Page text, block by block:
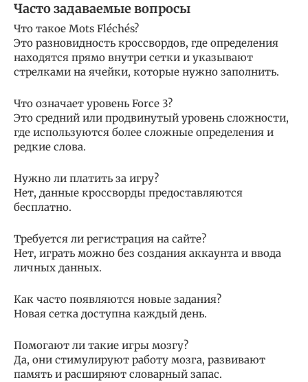
Часто задаваемые вопросы
Что такое Mots Fléchés?
Это разновидность кроссвордов, где определения
находятся прямо внутри сетки и указывают
стрелками на ячейки, которые нужно заполнить.
Что означает уровень Force 3?
Это средний или продвинутый уровень сложности,
где используются более сложные определения и
редкие слова.
Нужно ли платить за игру?
Нет, данные кроссворды предоставляются
бесплатно.
Требуется ли регистрация на сайте?
Нет, играть можно без создания аккаунта и ввода
личных данных.
Как часто появляются новые задания?
Новая сетка доступна каждый день.
Помогают ли такие игры мозгу?
Да, они стимулируют работу мозга, развивают
память и расширяют словарный запас.